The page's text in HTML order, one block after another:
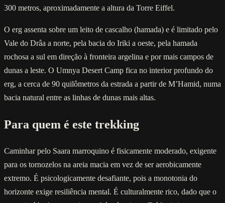
300 metros, aproximadamente a altura da Torre Eiffel.
O erg assenta sobre um leito de cascalho (hamada) e é limitado pelo
Vale do Drâa a norte, pela bacia do Iriki a oeste, pela hamada
rochosa a sul em direção à fronteira argelina e por mais campos de
dunas a leste. O Umnya Desert Camp fica no interior profundo do
erg, a cerca de 90 quilômetros da estrada a partir de M’Hamid, numa
bacia natural entre as linhas de dunas mais altas.
Para quem é este trekking
Caminhar pelo Saara marroquino é fisicamente moderado, exigente
para os tornozelos na areia macia em vez de ser aerobicamente
extremo. É psicologicamente desafiante, pois a monotonia do
horizonte exige resiliência mental. É culturalmente rico, dado que o